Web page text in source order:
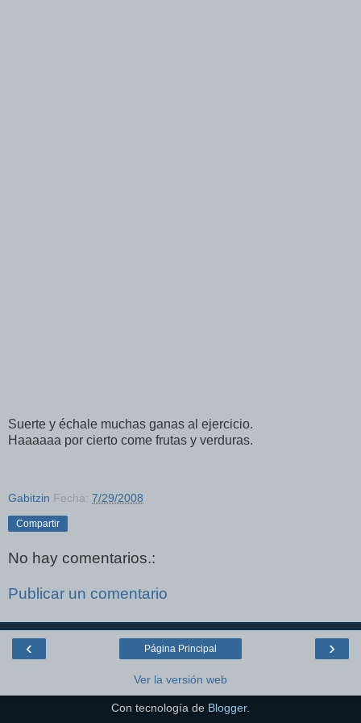
Suerte y échale muchas ganas al ejercicio.
Haaaaaa por cierto come frutas y verduras.
Gabitzin Fecha: 7/29/2008
Compartir
No hay comentarios.:
Publicar un comentario
‹ ›
Página Principal
Ver la versión web
Con tecnología de Blogger.